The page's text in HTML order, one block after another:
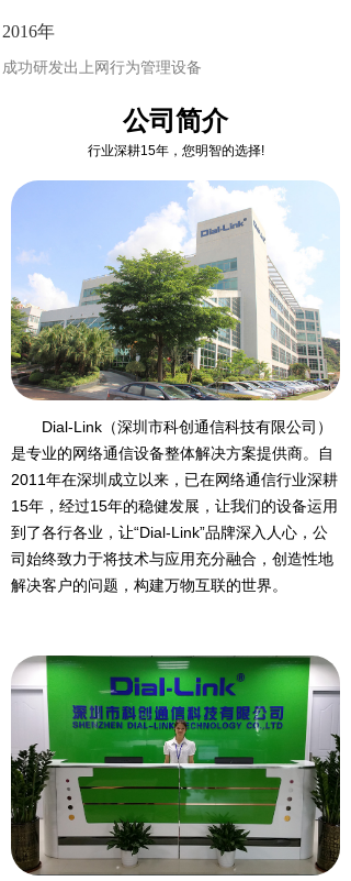
2016年
成功研发出上网行为管理设备
公司简介
行业深耕15年，您明智的选择!
Dial-Link（深圳市科创通信科技有限公司）
是专业的网络通信设备整体解决方案提供商。自
2011年在深圳成立以来，已在网络通信行业深耕
15年，经过15年的稳健发展，让我们的设备运用
到了各行各业，让“Dial-Link”品牌深入人心，公
司始终致力于将技术与应用充分融合，创造性地
解决客户的问题，构建万物互联的世界。